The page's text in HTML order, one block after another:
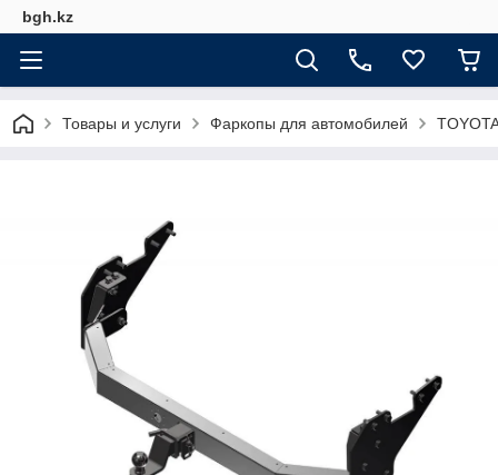
bgh.kz
Товары и услуги Фаркопы для автомобилей